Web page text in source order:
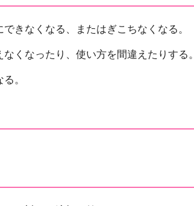
きなくなる、またはぎこちなくなる。
くなったり、使い方を間違えたりする。
。